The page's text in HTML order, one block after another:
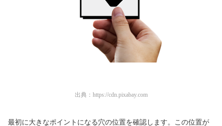
出典： https://cdn.pixabay.com
最初に大きなポイントになる穴の位置を確認します。この位置が